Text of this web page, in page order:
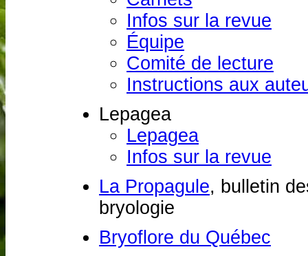
Infos sur la revue
Équipe
Comité de lecture
Instructions aux
Lepagea
Lepagea
Infos sur la revue
La Propagule, bulletin
bryologie
Bryoflore du Québec